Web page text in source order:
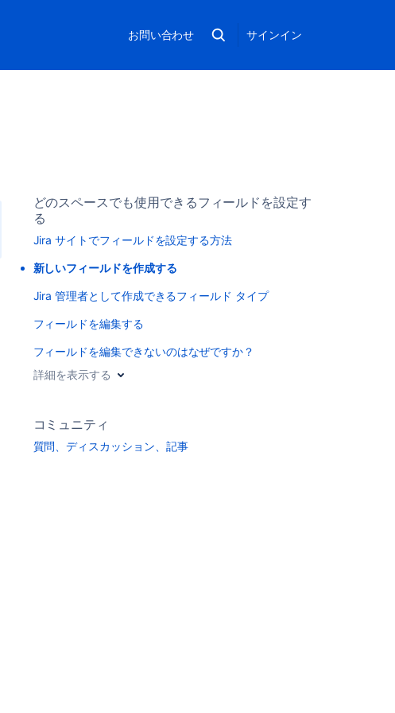
お問い合わせ サインイン
どのスペースでも使用できるフィールドを設定す
る
Jira サイトでフィールドを設定する方法
新しいフィールドを作成する
Jira 管理者として作成できるフィールド タイプ
フィールドを編集する
フィールドを編集できないのはなぜですか？
詳細を表示する
コミュニティ
質問、ディスカッション、記事